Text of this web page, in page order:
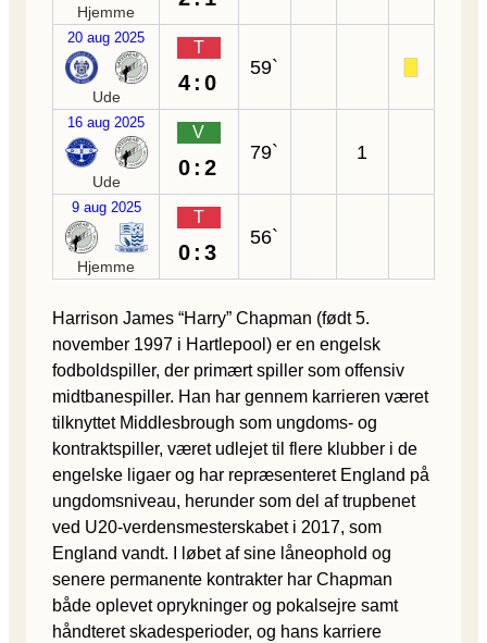
Hjemme
20 aug 2025
Ude
T
4:0
59`
16 aug 2025
Ude
V
0:2
79` 1
9 aug 2025
Hjemme
T
0:3
56`
Harrison James “Harry” Chapman (født 5.
november 1997 i Hartlepool) er en engelsk
fodboldspiller, der primært spiller som offensiv
midtbanespiller. Han har gennem karrieren været
tilknyttet Middlesbrough som ungdoms- og
kontraktspiller, været udlejet til flere klubber i de
engelske ligaer og har repræsenteret England på
ungdomsniveau, herunder som del af trupbenet
ved U20-verdensmesterskabet i 2017, som
England vandt. I løbet af sine låneophold og
senere permanente kontrakter har Chapman
både oplevet oprykninger og pokalsejre samt
håndteret skadesperioder, og hans karriere